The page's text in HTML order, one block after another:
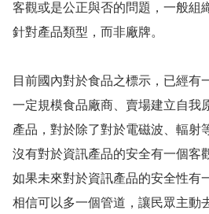
客觀或是公正與否的問題，一般組
針對產品類型，而非廠牌。
目前國內對於食品之標示，已經有
一定規模食品廠商、賣場建立自我
產品，對於除了對於電磁波、輻射
沒有對於資訊產品的安全有一個客
如果未來對於資訊產品的安全性有
相信可以多一個管道，讓民眾主動